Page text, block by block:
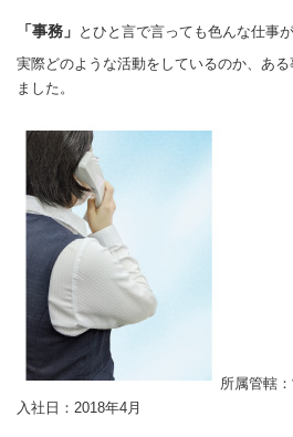
「事務」 とひと言で言っても色んな仕事が
実際どのような活動をしているのか、あ
ました。
所属管轄
入社日：2018年4月